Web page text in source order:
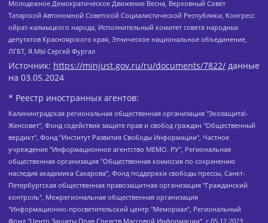
Молодежное Демократическое Движение Весна, Верховный Совет
Татарской Автономной Советской Социалистической Республики, Конгресс
ойрат-калмыцкого народа, Исполнительный комитет совета народных
депутатов Красноярского края, Этническое национальное объединение,
ЛГБТ, Я.МЫ Сергей Фургал
Источник: https://minjust.gov.ru/ru/documents/7822/ данные
на 03.05.2024
* Реестр иностранных агентов:
Калининградская региональная общественная организация "Экозащита!-Женсовет", Фонд содействия защите прав и свобод граждан "Общественный вердикт", Фонд "Институт Развития Свободы Информации", Частное учреждение "Информационное агентство МЕМО. РУ", Региональная общественная организация "Общественная комиссия по сохранению наследия академика Сахарова", Фонд поддержки свободы прессы, Санкт-Петербургская общественная правозащитная организация "Гражданский контроль", Межрегиональная общественная организация "Информационно-просветительский центр "Мемориал", Региональный Фонд "Центр Защиты Прав Средств Массовой Информации", с 05.12.2023 Фонд "Центр Защиты Прав Средств массовой информации", Региональная общественная благотворительная организация помощи беженцам и мигрантам "Гражданское содействие", Негосударственное образовательное учреждение дополнительного профессионального образования (повышение квалификации) специалистов "АКАДЕМИЯ ПО ПРАВАМ ЧЕЛОВЕКА", Свердловская региональная общественная организация "Сутяжник", Автономная некоммерческая организация "Центр независимых социологических исследований", Союз общественных объединений "Российский исследовательский центр по правам человека", Региональное общественное учреждение научно-информационный центр "МЕМОРИАЛ", Некоммерческая организация "Фонд защиты гласности", Автономная некоммерческая организация "Институт прав человека", Городская общественная организация "Екатеринбургское общество "МЕМОРИАЛ", Городская общественная организация "Рязанское историко-просветительское и правозащитное общество "Мемориал" (Рязанский Мемориал), Челябинский региональный орган общественной самодеятельности – женское общественное объединение "Женщины Евразии", Челябинский региональный орган общественной самодеятельности "Уральская правозащитная группа", Фонд содействия защите здоровья и социальной справедливости имени Андрея Рылькова, Автономная Некоммерческая Организация "Аналитический Центр Юрия Левады", Автономная некоммерческая организация социальной поддержки населения "Проект Апрель", Региональная общественная организация помощи женщинам и детям, находящимся в кризисной ситуации "Информационно-методический центр "Анна", Фонд содействия развитию массовых коммуникаций и правовому просвещению "Так-так-Так", Фонд содействия устойчивому развитию "Серебряная тайга", Свердловский региональный общественный фонд социальных проектов "Новое время", "Idel.Реалии", Кавказ.Реалии, Крым.Реалии, Телеканал Настоящее Время, Татаро-башкирская служба Радио Свобода (Azatliq Radiosi), Радио Свободная Европа/Радио Свобода (PCE/PC), "Сибирь.Реалии", "Фактограф", Благотворительный фонд помощи осужденным и их семьям, Автономная некоммерческая организация "Институт глобализации и социальных движений", Фонд "В защиту прав заключенных", Частное учреждение "Центр поддержки и содействия развитию средств массовой информации", Пензенский региональный общественный благотворительный фонд "Гражданский союз", "Север.Реалии", Некоммерческая организация Фонд "Правовая инициатива", Общество с ограниченной ответственностью "Радио Свободная Европа/Радио Свобода", Чешское информационное агентство "MEDIUM-ORIENT", Красноярская региональная общественная организация "Мы против СПИДа", Камалягин Денис Николаевич, Маркелов Сергей Евгеньевич, Пономарев Лев Александрович, Савицкая Людмила Алексеевна, Автономная некоммерческая организация "Центр по работе с проблемой насилия "НАСИЛИЮ.НЕТ", Межрегиональный профессиональный союз работников здравоохранения "Альянс врачей", Юридическое лицо, зарегистрированное в Латвийской Республике, SIA "Medusa Project" (регистрационный номер 40103797863, дата регистрации 10.06.2014), Некоммерческая организация "Фонд по борьбе с коррупцией", Автономная некоммерческая организация "Институт права и публичной политики", Баданин Роман Сергеевич, Гликин Максим Александрович, Железнова Мария Михайловна, Лукьянова Юлия Сергеевна, Маетная Елизавета Витальевна, Маняхин Петр Борисович, Чуракова Ольга Владимировна, Ярош Юлия Петровна, Юридическое лицо "The Insider SIA", зарегистрированное в Риге, Латвийская Республика (дата регистрации 26.06.2015), являющееся администратором доменного имени интернет-издания "The Insider SIA", https://theins.ru, Постернак Алексей Евгеньевич, Рубин Михаил Аркадьевич, Анин Роман Александрович, Юридическое лицо Istories fonds, зарегистрированное в Латвийской Республике (регистрационный номер 50008295751, дата регистрации 24.02.2020), Великовский Дмитрий Александрович, Долинина Ирина Николаевна, Мароховская Алеся Алексеевна, Шлейнов Роман Юрьевич, Шмагун Олеся Валентиновна, Общество с ограниченной ответственностью "Альтаир 2021", Общество с ограниченной ответственностью "Вега 2021", Общество с ограниченной ответственностью "Главный редактор 2021", Общество с ограниченной ответственностью "Ромашки монолит", Важенков Артем Валерьевич, Ивановская областная общественная организация "Центр гендерных исследований", Гурман Юрий Альбертович, Медиапроект "ОВД-Инфо", Егоров Владимир Владимирович, Жилинский Владимир Александрович, Общество с ограниченной ответственностью "ЗП", Иванова София Юрьевна, Карезина Инна Павловна, Кильтау Екатерина Викторовна, Петров Алексей Викторович, Пискунов Сергей Евгеньевич, Смирнов Сергей Сергеевич, Тихонов Михаил Сергеевич, Общество с ограниченной ответственностью "ЖУРНАЛИСТ-ИНОСТРАННЫЙ АГЕНТ", Арапова Галина Юрьевна, Вольтская Татьяна Анатольевна, Американская компания "Mason G.E.S. Anonymous Foundation" (США), являющаяся владельцем интернет-издания https://mnews.world/, Компания "Stichting Bellingcat", зарегистрированная в Нидерландах (дата регистрации 11.07.2018), Захаров Андрей Вячеславович, Клепиковская Екатерина Дмитриевна, Общество с ограниченной ответственностью "МЕМО", Перл Роман Александрович, Симонов Евгений Алексеевич, Соловьева Елена Анатольевна, Сотников Даниил Владимирович, Сурначева Елизавета Дмитриевна, Автономная некоммерческая организация по защите прав человека и информированию населения "Якутия – Наше Мнение", Общество с ограниченной ответственностью "Москоу диджитал медиа", с 26.01.2023 Общество с ограниченной ответственностью "Чайка Белые сады", Ветошкина Валерия Валерьевна, Заговора Максим Александрович, Межрегиональное общественное движение "Российская ЛГБТ - сеть", Оленичев Максим Владимирович, Павлов Иван Юрьевич, Скворцова Елена Сергеевна, Общество с ограниченной ответственностью "Как бы инагент", Кочетков Игорь Викторович, Общество с ограниченной ответственностью "Честные выборы", Еланчик Олег Александрович, Общество с ограниченной ответственностью "Нобелевский призыв", Гималова Регина Эмилевна, Григорьев Андрей Валерьевич, Григорьева Алина Александровна, Ассоциация по содействию защите прав призывников, альтернативнослужащих и военнослужащих "Правозащитная группа "Гражданин.Армия.Право", Хисамова Регина Фаритовна, Автономная некоммерческая организация по реализации социально-правовых программ "Лилит", Дальневосточное общественное движение "Маяк", Санкт-Петербургская ЛГБТ-инициативная группа "Выход", Инициативная группа ЛГБТ+ "Реверс", Алексеев Андрей Викторович, Бекбулатова Таисия Львовна, Беляев Иван Михайлович, Владыкина Елена Сергеевна, Гельман Марат Александрович, Никульшина Вероника Юрьевна, Толоконникова Надежда Андреевна, Шендерович Виктор Анатольевич, Общество с ограниченной ответственностью "Данное сообщение", Общество с ограниченной ответственностью Издательский дом "Новая глава", Айнбиндер Александра Александровна, Московский комьюнити-центр для ЛГБТ+инициатив, Благотворительный фонд развития филантропии, Deutsche Welle (Германия, Kurt-Schumacher-Strasse 3, 53113 Bonn), Борзунова Мария Михайловна, Воробьев Виктор Викторович, Голубева Анна Львовна, Константинова Алла Михайловна, Малкова Ирина Владимировна, Мурадов Мурад Абдулгалимович, Осетинская Елизавета Николаевна, Понасенков Евгений Николаевич, Ганапольский Матвей Юрьевич, Киселев Евгений Алексеевич, Борухович Ирина Григорьевна, Дремин Иван Тимофеевич, Дубровский Дмитрий Викторович, Красноярская региональная общественная организация поддержки и развития альтернативных образовательных технологий и межкультурных коммуникаций "ИНТЕРРА", Маяковская Екатерина Алексеевна, Фейгин Марк Захарович, Филимонов Андрей Викторович, Дзугкоева Регина Николаевна, Доброхотов Роман Александрович, Дудь Юрий Александрович, Елкин Сергей Владимирович, Кругликов Кирилл Игоревич, Сабунаева Мария Леонидовна, Семенов Алексей Владимирович, Шаинян Карен Багратович, Шульман Екатерина Михайловна, Асафьев Артур Валерьевич, Вахштайн Виктор Семенович, Венедиктов Алексей Алексеевич, Лушникова Екатерина Евгеньевна, Волков Леонид Михайлович, Невзоров Александр Глебович, Пархоменко Сергей Борисович, Сироткин Ярослав Николаевич, Кара-Мурза Владимир Владимирович, Баранова Наталья Владимировна, Гозман Леонид Яковлевич, Кагарлицкий Борис Юльевич, Климарев Михаил Валерьевич, Милов Владимир Станиславович, Автономная некоммерческая организация Краснодарский центр современного искусства "Типография", Моргенштерн Алишер Тагирович, Соболь Любовь Эдуардовна, Общество с ограниченной ответственностью "ЛИЗА НОРМ", Каспаров Гарри Кимович, Ходорковский Михаил Борисович, Общество с ограниченной ответственностью "Апрельские тезисы", Данилович Ирина Брониславовна, Кашин Олег Владимирович, Петров Николай Владимирович, Пивоваров Алексей Владимирович, Соколов Михаил Владимирович, Цветкова Юлия Владимировна, Чичваркин Евгений Александрович, Комитет против пыток/Команда против пыток, Общество с ограниченной ответственностью "Первый научный", Общество с ограниченной ответственностью "Вертолет и ко", Белоцерковская Вероника Борисовна, Кац Максим Евгеньевич, Лазарева Татьяна Юрьевна, Шаведдинов Руслан Табризович, Яшин Илья Валерьевич, Общество с ограниченной ответственностью "Иноагент ААВ", Алешковский Дмитрий Петрович, Альбац Евгения Марковна, Быков Дмитрий Львович, Галямина Юлия Евгеньевна, Лойко Сергей Леонидович, Мартынов Кирилл Константинович, Медведев Сергей Александрович, Крашенинников Федор Геннадиевич, Гордеева Катерина Вл